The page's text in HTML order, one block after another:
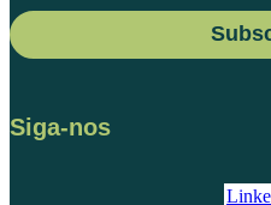
Siga-nos